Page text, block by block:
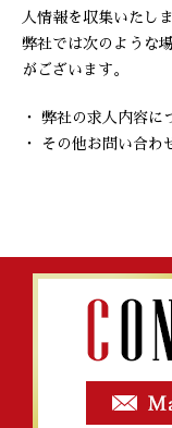
人情報を収集いたしま
弊社では次のような
がございます。
・ 弊社の求人内容に
・ その他お問い合わ